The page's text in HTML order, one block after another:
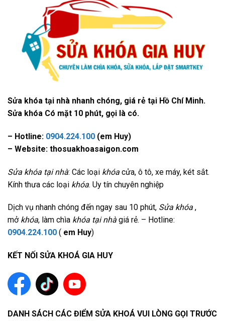
Sửa khóa tại nhà nhanh chóng, giá rẻ tại Hồ Chí Minh.
Sửa khóa Có mặt 10 phút, gọi là có.
– Hotline: 0904.224.100 (em Huy)
– Website: thosuakhoasaigon.com
Sửa khóa tại nhà: Các loại khóa cửa, ô tô, xe máy, két sắt.
Kính thưa các loại khóa. Uy tín chuyên nghiệp
Dịch vụ nhanh chóng đến ngay sau 10 phút, Sửa khóa ,
mở khóa, làm chìa khóa tại nhà giá rẻ. – Hotline:
0904.224.100 ( em Huy)
KẾT NỐI SỬA KHOÁ GIA HUY
DANH SÁCH CÁC ĐIỂM SỬA KHOÁ VUI LÒNG GỌI TRƯỚC